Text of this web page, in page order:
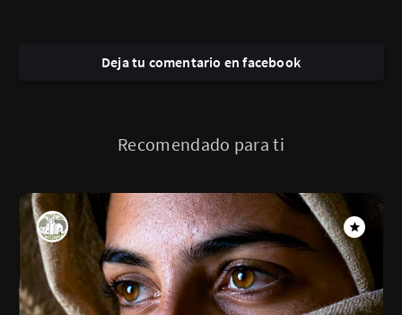
Deja tu comentario en facebook
Recomendado para ti